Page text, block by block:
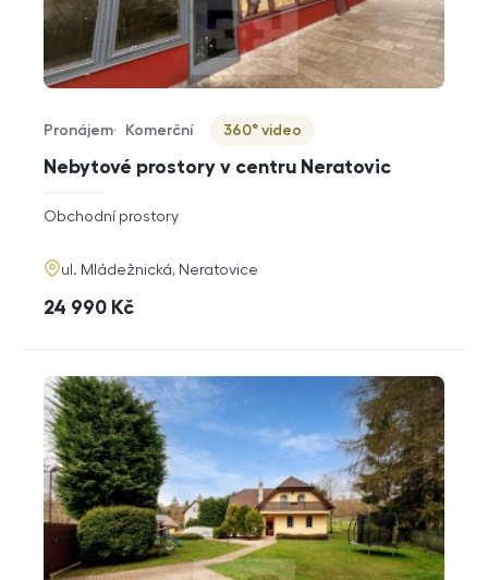
Nebytové prostory v centru Neratovic
Typ nabídky
Pronájem
Typ nemovitosti
Komerční
Virtuální prohlídka
360° video
rozměry
dispozice
Obchodní prostory
adresa
ul. Mládežnická, Neratovice
cena
24 990 Kč